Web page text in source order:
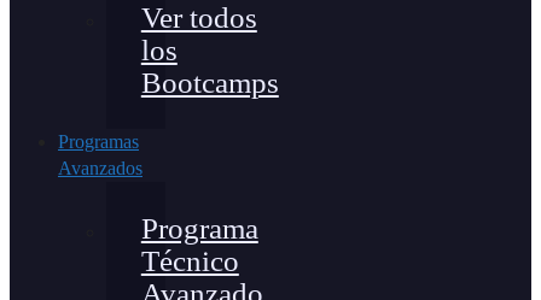
Ver todos
los
Bootcamps
Programas
Avanzados
Programa
Técnico
Avanzado